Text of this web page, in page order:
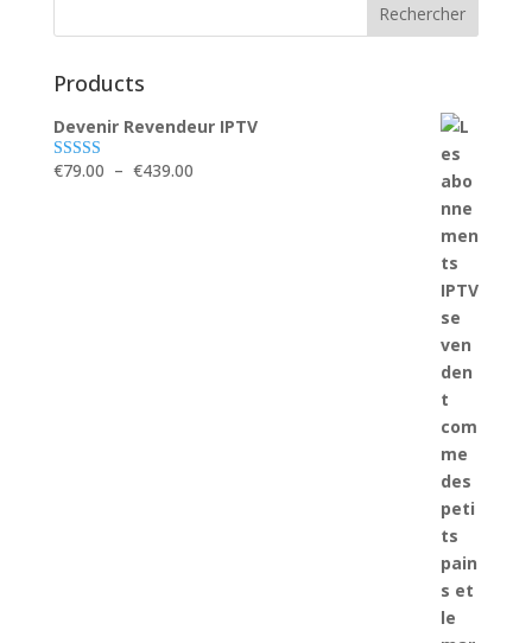
Products
Devenir Revendeur IPTV
Note5.00
€79.00 – €439.00Plage